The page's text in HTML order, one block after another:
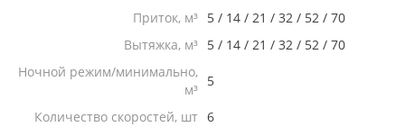
Приток, м³ 5 / 14 / 21 / 32 / 52 / 70
Вытяжка, м³ 5 / 14 / 21 / 32 / 52 / 70
Ночной режим/минимально,
м³
5
Количество скоростей, шт 6